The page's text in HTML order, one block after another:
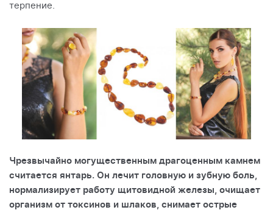
терпение.
Чрезвычайно могущественным драгоценным камнем
считается янтарь. Он лечит головную и зубную боль,
нормализирует работу щитовидной железы, очищает
организм от токсинов и шлаков, снимает острые